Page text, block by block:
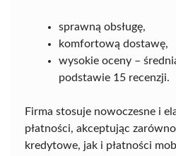
sprawną obsługę,
komfortową dostawę,
wysokie oceny –
podstawie 15 recenzji.
Firma stosuje nowoczesne i
płatności, akceptując
kredytowe, jak i płatności